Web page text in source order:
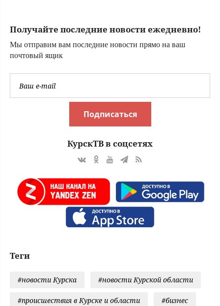
политолога. Его
Получайте последние новости ежедневно!
Мы отправим вам последние новости прямо на ваш
почтовый ящик
Подписаться
КурскТВ в соцсетях
Теги
#новости Курска #новости Курской области
#происшествия в Курске и области #бизнес